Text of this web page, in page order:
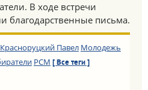
В ходе встречи
благодарственные письма.
Красноруцкий Павел Молодежь
РСМ [ Все теги ]